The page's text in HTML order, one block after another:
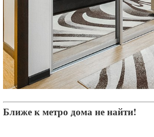
Ближе к метро дома не найти!